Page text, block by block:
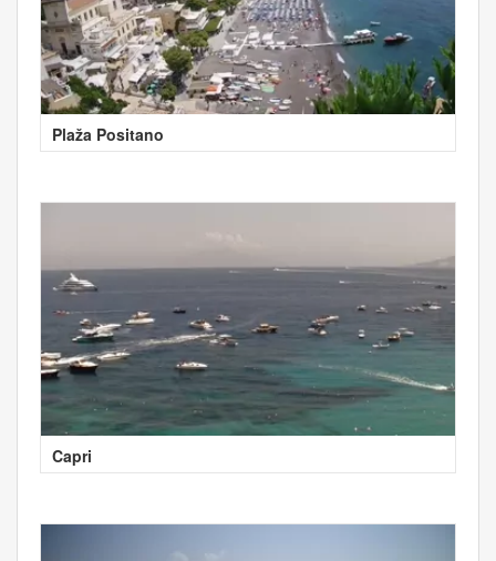
Plaža Positano
Capri